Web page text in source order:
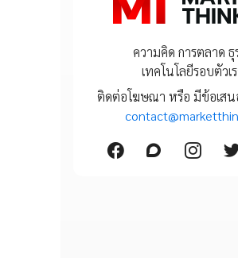
ความคิด การตลาด ธุ
เทคโนโลยีรอบตัวเ
ติดต่อโฆษณา หรือ มีข้อเส